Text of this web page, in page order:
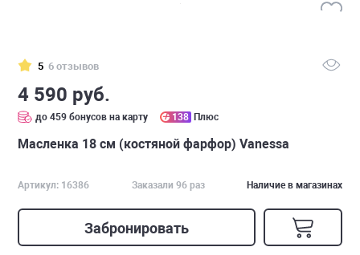
5 6 отзывов
4 590 руб.
до 459 бонусов на карту 138 Плюс
Масленка 18 см (костяной фарфор) Vanessa
Артикул: 16386 Заказали 96 раз Наличие в магазинах
Забронировать